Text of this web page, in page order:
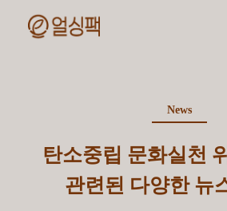
News
탄소중립 문화실천
관련된 다양한 뉴